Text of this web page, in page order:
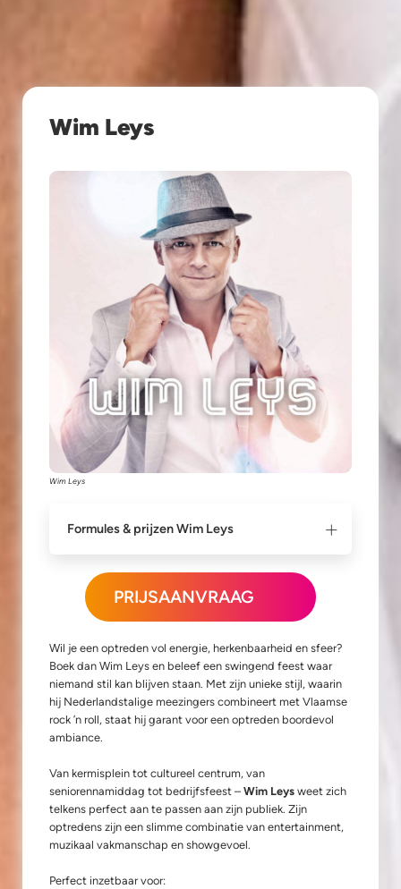
Wim Leys
Wim Leys
Formules & prijzen Wim Leys
PRIJSAANVRAAG
Wil je een optreden vol energie, herkenbaarheid en sfeer?
Boek dan Wim Leys en beleef een swingend feest waar
niemand stil kan blijven staan. Met zijn unieke stijl, waarin
hij Nederlandstalige meezingers combineert met Vlaamse
rock ’n roll, staat hij garant voor een optreden boordevol
ambiance.
Van kermisplein tot cultureel centrum, van
seniorennamiddag tot bedrijfsfeest – Wim Leys weet zich
telkens perfect aan te passen aan zijn publiek. Zijn
optredens zijn een slimme combinatie van entertainment,
muzikaal vakmanschap en showgevoel.
Perfect inzetbaar voor: